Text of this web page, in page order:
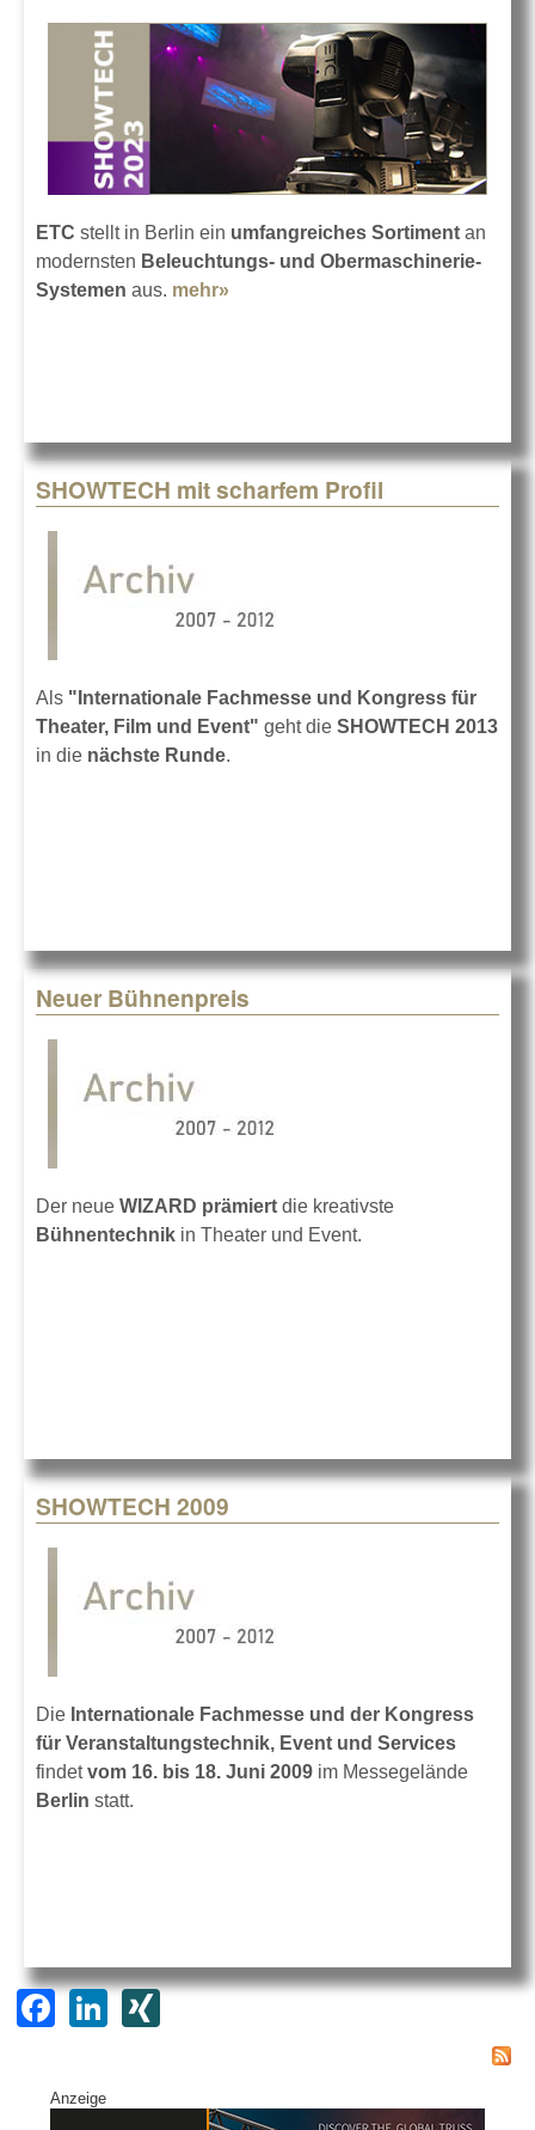
ETC stellt in Berlin ein umfangreiches Sortiment an
modernsten Beleuchtungs- und Obermaschinerie-
Systemen aus. mehr»
SHOWTECH mit scharfem Profil
Als "Internationale Fachmesse und Kongress für
Theater, Film und Event" geht die SHOWTECH 2013
in die nächste Runde.
Neuer Bühnenpreis
Der neue WIZARD prämiert die kreativste
Bühnentechnik in Theater und Event.
SHOWTECH 2009
Die Internationale Fachmesse und der Kongress
für Veranstaltungstechnik, Event und Services
findetvom 16. bis 18. Juni 2009 im Messegelände
Berlin statt.
F
c
e
Li
e
XI
Anzeige